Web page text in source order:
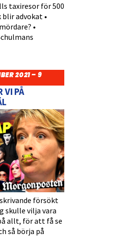
taxiresor för 500
blir advokat •
•
2021 – 9
VI PÅ
försökt
skulle vilja vara
allt, för att få se
så börja på